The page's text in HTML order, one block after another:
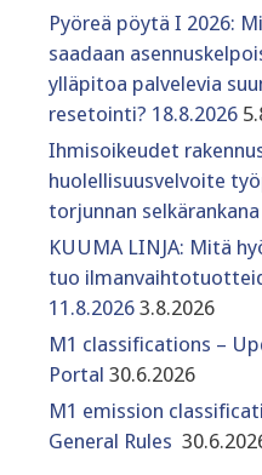
Pyöreä pöytä I 2026:
saadaan
ylläpitoa palvelevia
resetointi? 18.8.2026
Ihmisoikeudet
huolellisuusvelvoite
torjunnan
KUUMA LINJA: Mitä
tuo
11.8.2026 3.8.2026
M1 classifications –
Portal 30.6.2026
M1 emission
General Rules